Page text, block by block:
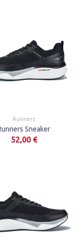
Runners
Sneaker
52,00 €